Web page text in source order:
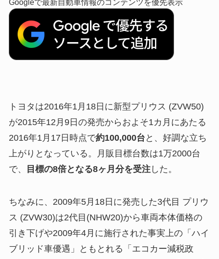
Googleで最新自動車情報のコンテンツを優先表示
トヨタは2016年1月18日に新型プリウス (ZVW50)
が2015年12月9日の発売からおよそ1カ月にあたる
2016年1月17日時点で約100,000台 と、好調な立ち
上がりとなっている。月販目標台数は1万2000台
で、
目標の8倍となる8ヶ月分を受注した。
ちなみに、2009年5月18日に発売した3代目 プリウ
ス (ZVW30)は2代目(NHW20)から車両本体価格の
引き下げや2009年4月に施行された事実上の「ハイ
ブリッド車優遇」ともとれる「エコカー減税政